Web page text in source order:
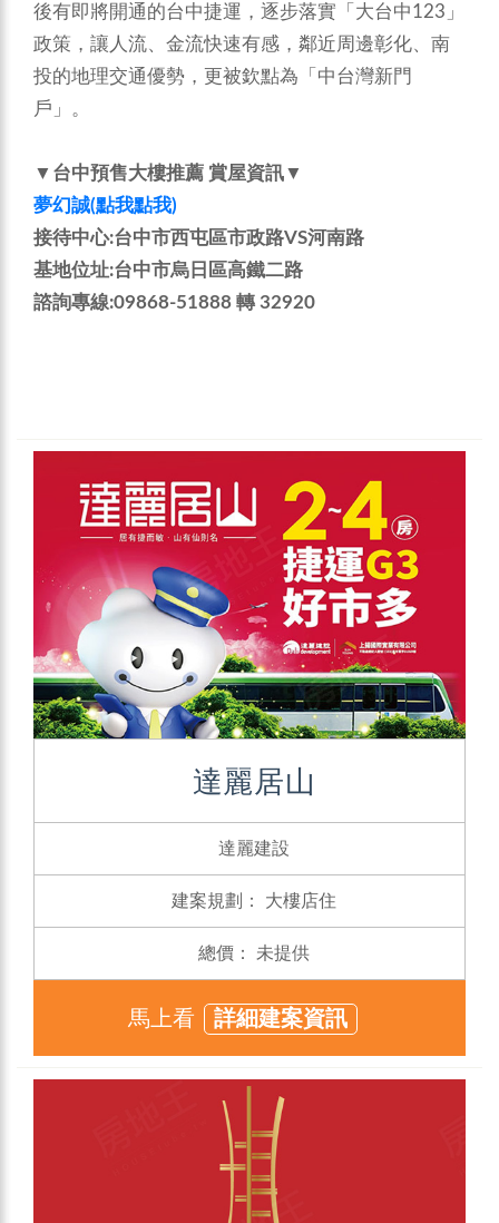
後有即將開通的台中捷運，逐步落實「大台中123」
政策，讓人流、金流快速有感，鄰近周邊彰化、南
投的地理交通優勢，更被欽點為「中台灣新門
戶」。
▼台中預售大樓推薦 賞屋資訊▼
夢幻誠(點我點我)
接待中心:台中市西屯區市政路VS河南路
基地位址:台中市烏日區高鐵二路
諮詢專線:09868-51888 轉 32920
達麗居山
達麗建設
建案規劃： 大樓店住
總價： 未提供
馬上看 詳細建案資訊